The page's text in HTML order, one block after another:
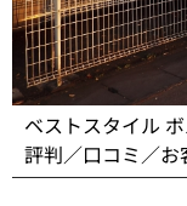
ベストスタイル
評判／口コミ／お